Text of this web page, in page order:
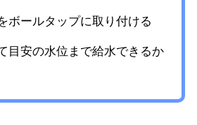
ボールタップに取り付ける
目安の水位まで給水できるか